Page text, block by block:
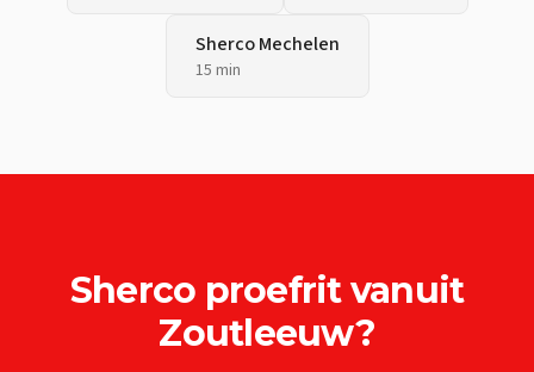
Sherco Mechelen
15 min
Sherco proefrit vanuit
Zoutleeuw?